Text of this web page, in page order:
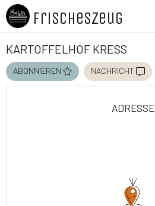
FrischesZeug
Kartoffelhof Kreß
abonnieren nachricht
adresse